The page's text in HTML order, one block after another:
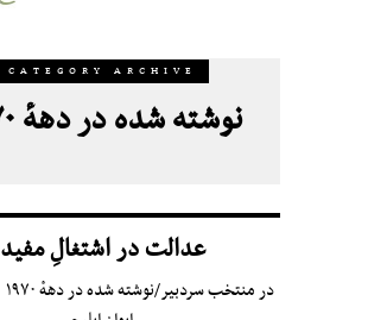
CATEGORY ARCHIVE
نوشته شده در دههٔ ۱۹۷۰
عدالت در اشتغالِ‌ مفید
درمنتخب سردبیر/نوشته شده در دههٔ ۱۹۷۰